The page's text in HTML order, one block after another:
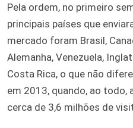
Pela ordem, no primeiro
principais países que
mercado foram Brasil,
Alemanha, Venezuela,
Costa Rica, o que não
em 2013, quando, ao todo,
cerca de 3,6 milhões de